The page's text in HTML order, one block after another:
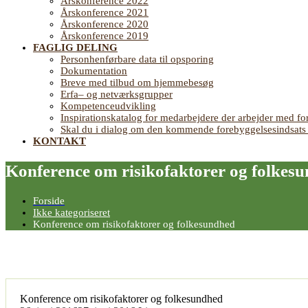
Årskonference 2021
Årskonference 2020
Årskonference 2019
FAGLIG DELING
Personhenførbare data til opsporing
Dokumentation
Breve med tilbud om hjemmebesøg
Erfa– og netværksgrupper
Kompetenceudvikling
Inspirationskatalog for medarbejdere der arbejder med
Skal du i dialog om den kommende
KONTAKT
Konference om risikofaktorer og
Forside
Ikke kategoriseret
Konference om risikofaktorer og folkesundhed
Konference om risikofaktorer og folkesundhed